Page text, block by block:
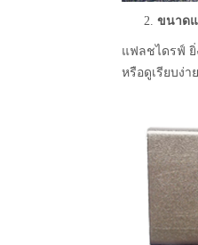
ขนาด
แฟลชไดรฟ์
หรือดูเรียบง่